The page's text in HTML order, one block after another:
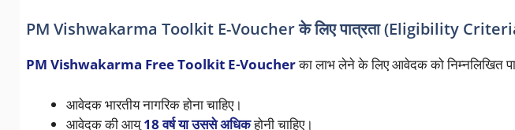
PM Vishwakarma Toolkit E-Voucher के लिए पात्रता (Eligibility
PM Vishwakarma Free Toolkit E-Voucherका लाभ लेने के लिए आवेदक को निम्नलिखित
आवेदक भारतीय नागरिक होना चाहिए।
आवेदक की आयु18 वर्ष या उससे अधिकहोनी चाहिए।